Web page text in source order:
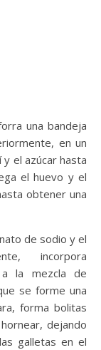
una bandeja
en un
el azúcar hasta
el huevo y el
obtener una
de sodio y el
incorpora
a la mezcla de
se forme una
forma bolitas
dejando
galletas en el